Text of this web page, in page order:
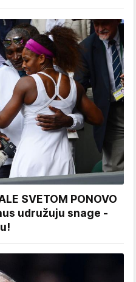
SVETOM PONOVO
udružuju snage -